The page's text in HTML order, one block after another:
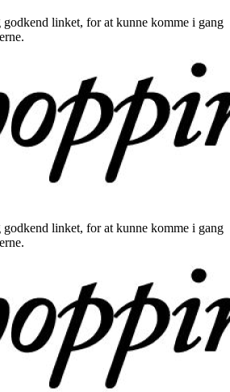
godkend linket, for at kunne komme i gang
godkend linket, for at kunne komme i gang